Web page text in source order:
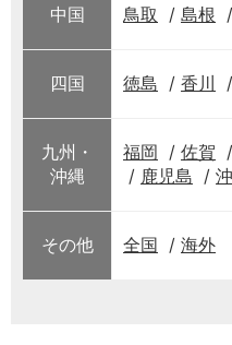
中国 鳥取 島根
四国 徳島 香川
九州・
沖縄
福岡 佐賀
鹿児島
その他 全国 海外